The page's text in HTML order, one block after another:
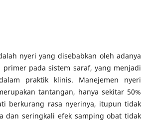
nyeri yang disebabkan oleh adanya
pada sistem saraf, yang menjadi
praktik klinis. Manejemen nyeri
tantangan, hanya sekitar 50%
berkurang rasa nyerinya, itupun tidak
dan seringkali efek samping obat tidak